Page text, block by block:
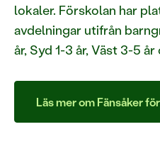
lokaler. Förskolan har
avdelningar utifrån
år, Syd 1-3 år, Väst 3-5
Läs mer om Fänsåker